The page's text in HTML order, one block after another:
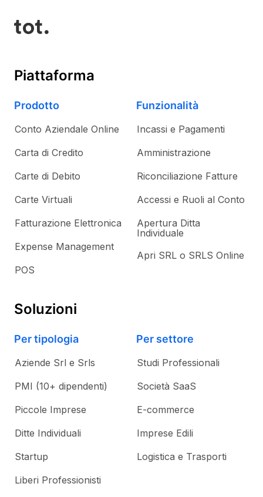
Piattaforma
Prodotto
Conto Aziendale Online
Carta di Credito
Carte di Debito
Carte Virtuali
Fatturazione Elettronica
Expense Management
POS
Funzionalità
Incassi e Pagamenti
Amministrazione
Riconciliazione Fatture
Accessi e Ruoli al Conto
Apertura Ditta
Individuale
Apri SRL o SRLS Online
Soluzioni
Per tipologia
Aziende Srl e Srls
PMI (10+ dipendenti)
Piccole Imprese
Ditte Individuali
Startup
Liberi Professionisti
Per settore
Studi Professionali
Società SaaS
E-commerce
Imprese Edili
Logistica e Trasporti